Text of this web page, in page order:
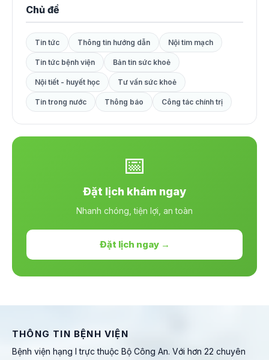
Chủ đề
Tin tức Thông tin hướng dẫn Nội tim mạch
Tin tức bệnh viện Bản tin sức khoẻ
Nội tiết - huyết học Tư vấn sức khoẻ
Tin trong nước Thông báo Công tác chính trị
📅
Đặt lịch khám ngay
Nhanh chóng, tiện lợi, an toàn
Đặt lịch ngay →
THÔNG TIN BỆNH VIỆN
Bệnh viện hạng I trực thuộc Bộ Công An. Với hơn 22 chuyên